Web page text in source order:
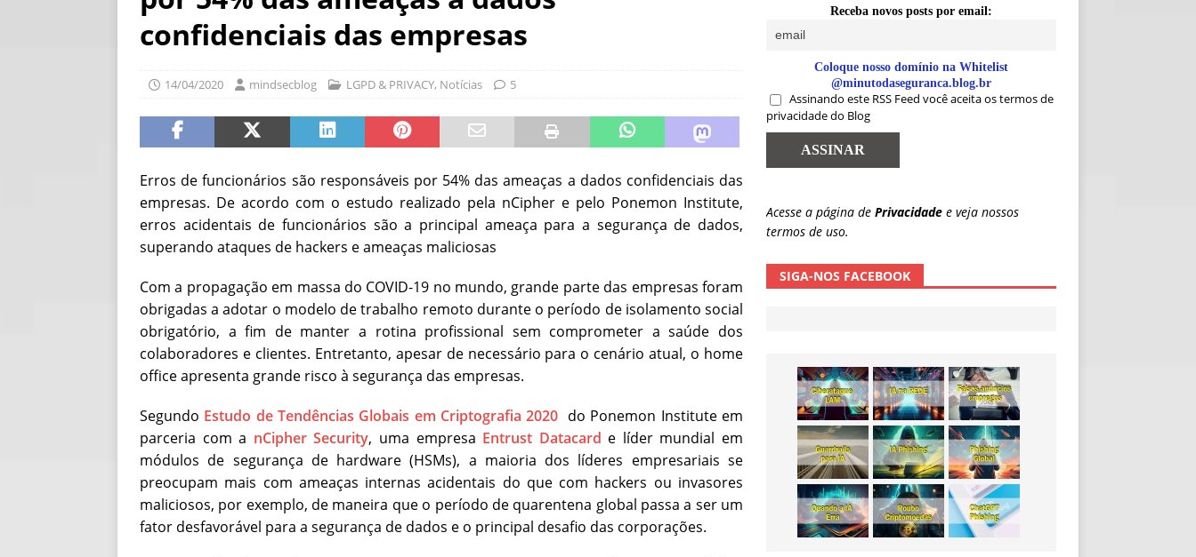
[ 06/08/2026 ]
[ 06/08/2026 ] Sem guardrails, a autonomia da IA se torna um risco
confidenciais das empresas
14/04/2020 mindsecblog LGPD & PRIVACY, Notícias 5
Erros de funcionários são responsáveis por 54% das ameaças a dados confidenciais das
empresas. De acordo com o estudo realizado pela nCipher e pelo Ponemon Institute,
erros acidentais de funcionários são a principal ameaça para a segurança de dados,
superando ataques de hackers e ameaças maliciosas
Com a propagação em massa do COVID-19 no mundo, grande parte das empresas foram
obrigadas a adotar o modelo de trabalho remoto durante o período de isolamento social
obrigatório, a fim de manter a rotina profissional sem comprometer a saúde dos
colaboradores e clientes. Entretanto, apesar de necessário para o cenário atual, o home
office apresenta grande risco à segurança das empresas.
Segundo Estudo de Tendências Globais em Criptografia 2020 do Ponemon Institute em
parceria com a nCipher Security, uma empresa Entrust Datacard e líder mundial em
módulos de segurança de hardware (HSMs), a maioria dos líderes empresariais se
preocupam mais com ameaças internas acidentais do que com hackers ou invasores
maliciosos, por exemplo, de maneira que o período de quarentena global passa a ser um
fator desfavorável para a segurança de dados e o principal desafio das corporações.
Receba novos posts por email:
Coloque nosso domínio na Whitelist
@minutodaseguranca.blog.br
Assinando este RSS Feed você aceita os termos de
privacidade do Blog
Acesse a página de Privacidade e veja nossos
termos de uso.
SIGA-NOS FACEBOOK